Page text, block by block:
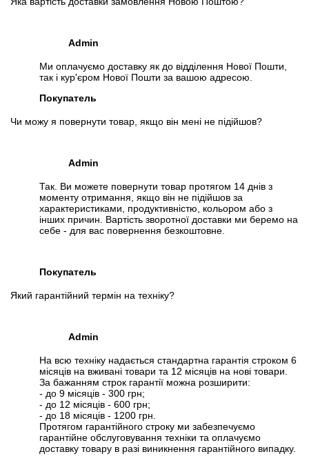
Admin
Ми оплачуємо доставку як до відділення Нової Пошти,
так і кур'єром Нової Пошти за вашою адресою.
Покупатель
Чи можу я повернути товар, якщо він мені не підійшов?
Admin
Так. Ви можете повернути товар протягом 14 днів з
моменту отримання, якщо він не підійшов за
характеристиками, продуктивністю, кольором або з
інших причин. Вартість зворотної доставки ми беремо на
себе - для вас повернення безкоштовне.
Покупатель
Який гарантійний термін на техніку?
Admin
На всю техніку надається стандартна гарантія строком 6
місяців на вживані товари та 12 місяців на нові товари.
За бажанням строк гарантії можна розширити:
- до 9 місяців - 300 грн;
- до 12 місяців - 600 грн;
- до 18 місяців - 1200 грн.
Протягом гарантійного строку ми забезпечуємо
гарантійне обслуговування техніки та оплачуємо
доставку товару в разі виникнення гарантійного випадку.